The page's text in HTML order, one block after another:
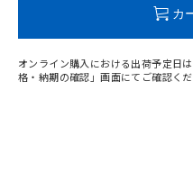
カ
オンライン購入における出荷予定日
格・納期の確認」画面にてご確認くだ